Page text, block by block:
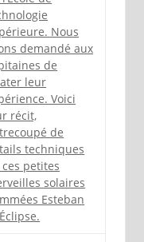
Nous
demandé aux
de
leur
Voici
récit,
de
techniques
petites
solaires
Esteban